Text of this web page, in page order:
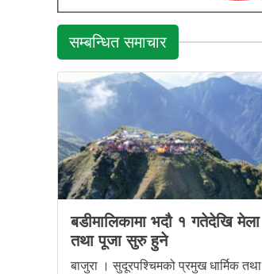
सम्बन्धित समाचार
बडीमालिकामा भदौ १ गतेदेखि मेला
तथा पूजा सुरु हुने
बाजुरा । सुदूरपश्चिमको प्रमुख धार्मिक तथा